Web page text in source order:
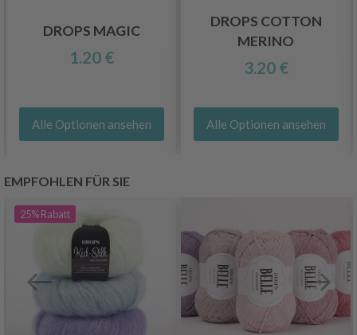
DROPS MAGIC
1.20 €
Alle Optionen ansehen
DROPS COTTON
MERINO
3.20 €
Alle Optionen ansehen
EMPFOHLEN FÜR SIE
25%Rabatt